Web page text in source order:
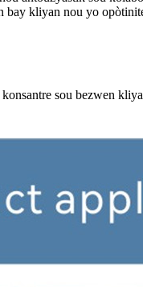
kliyan nou yo
sou bezwen